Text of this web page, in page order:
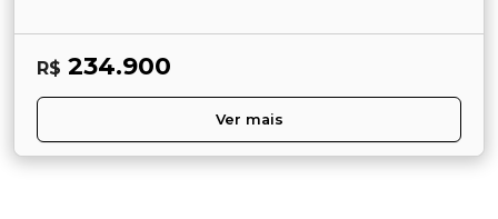
R$ 234.900
Ver mais